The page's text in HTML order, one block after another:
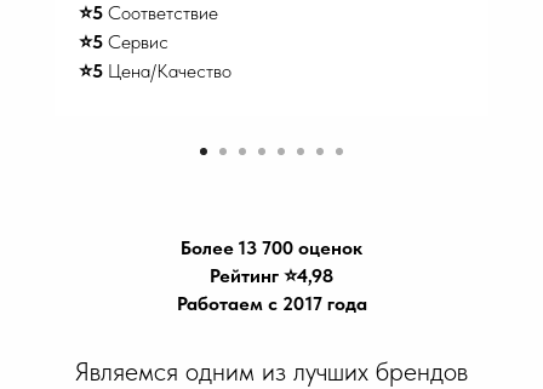
⭐️5 Соответствие
⭐️5 Сервис
⭐️5 Цена/Качество
Более 13 700 оценок
Рейтинг ⭐️4,98
Работаем с 2017 года
Являемся одним из лучших брендов